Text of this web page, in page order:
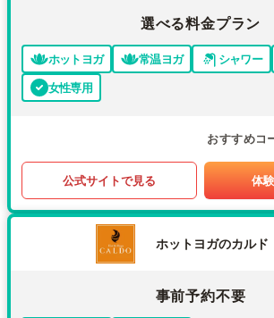
選べる料金プラン
ホットヨガ 常温ヨガ シャワー
女性専用
おすすめコ
公式サイトで見る 体
ホットヨガのカルド
事前予約不要